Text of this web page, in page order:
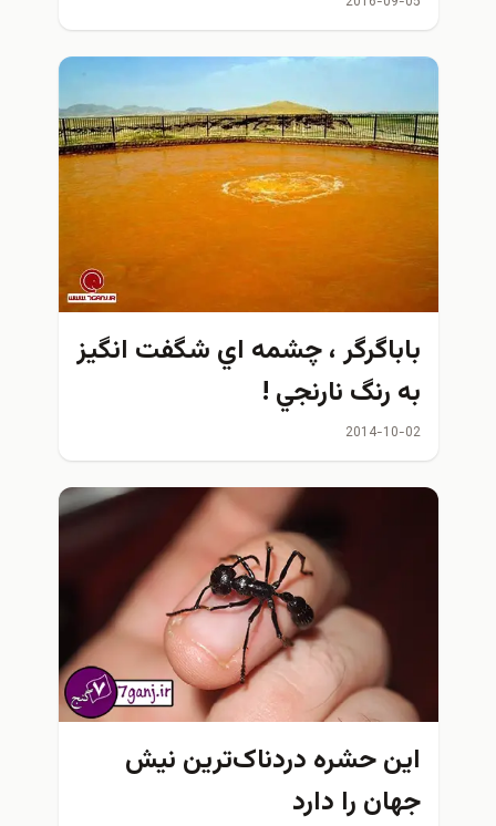
باباگرگر ، چشمه اي شگفت انگيز
به رنگ نارنجي !
2014-10-02
اين حشره دردناک‌ترین نیش
جهان ‌را دارد